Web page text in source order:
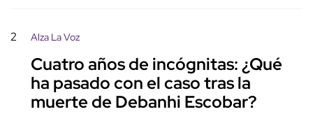
2 Alza La Voz
Cuatro años de incógnitas: ¿Qué
ha pasado con el caso tras la
muerte de Debanhi Escobar?